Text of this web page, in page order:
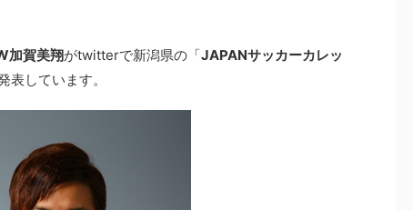
加賀美翔がtwitterで新潟県の「JAPANサッカーカレッ
表しています。